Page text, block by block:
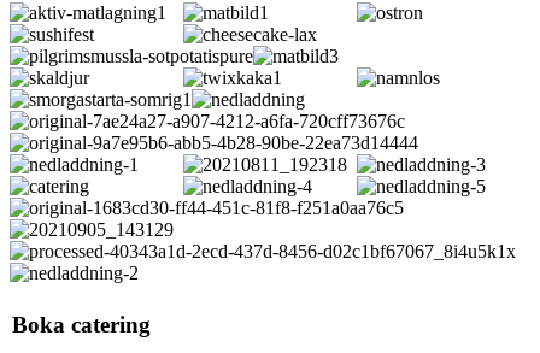
Boka catering